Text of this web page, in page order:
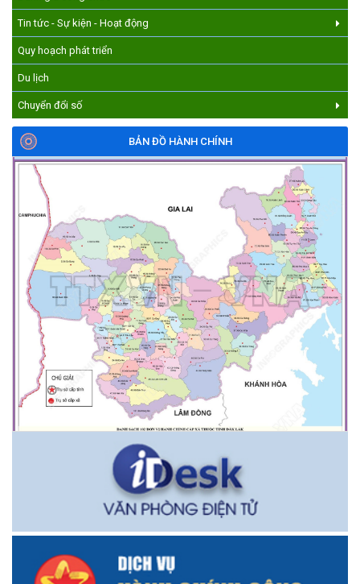
Tin tức - Sự kiện - Hoạt động
Quy hoạch phát triển
Du lịch
Chuyển đổi số
BẢN ĐỒ HÀNH CHÍNH